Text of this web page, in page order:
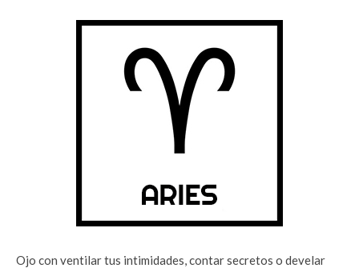
Ojo con ventilar tus intimidades, contar secretos o develar